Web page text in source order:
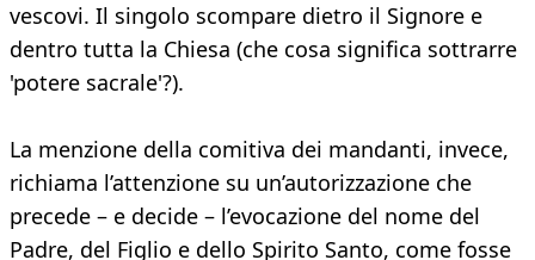
vescovi. Il singolo scompare dietro il Signore e
dentro tutta la Chiesa (che cosa significa sottrarre
'potere sacrale'?).
La menzione della comitiva dei mandanti, invece,
richiama l’attenzione su un’autorizzazione che
precede – e decide – l’evocazione del nome del
Padre, del Figlio e dello Spirito Santo, come fosse